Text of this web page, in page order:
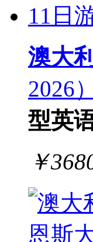
澳大
2026
型英
￥